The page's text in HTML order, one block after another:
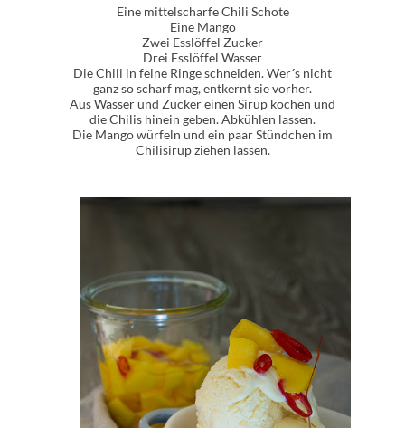
Eine mittelscharfe Chili Schote
Eine Mango
Zwei Esslöffel Zucker
Drei Esslöffel Wasser
Die Chili in feine Ringe schneiden. Wer´s nicht
ganz so scharf mag, entkernt sie vorher.
Aus Wasser und Zucker einen Sirup kochen und
die Chilis hinein geben. Abkühlen lassen.
Die Mango würfeln und ein paar Stündchen im
Chilisirup ziehen lassen.